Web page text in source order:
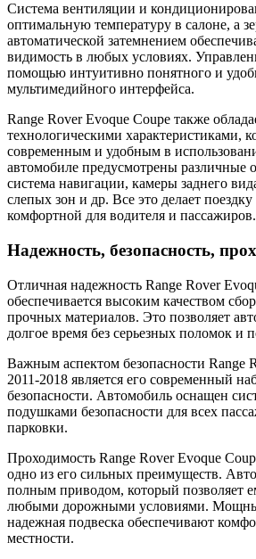
Система вентиляции и
оптимальную температуру в салоне, а
автоматической затемнением
видимость в любых условиях.
помощью интуитивно понятного и
мультимедийного интерфейса.
Range Rover Evoque Coupe также
технологическими характеристиками,
современным и удобным в
автомобиле предусмотрены различные
система навигации, камеры заднего
слепых зон и др. Все это делает
комфортной для водителя и пассажиров.
Надежность, безопасность,
Отличная надежность Range Rover
обеспечивается высоким качеством
прочных материалов. Это позволяет
долгое время без серьезных поломок и
Важным аспектом безопасности Range
2011-2018 является его современный
безопасности. Автомобиль оснащен
подушками безопасности для всех
парковки.
Проходимость Range Rover Evoque
одно из его сильных преимуществ.
полным приводом, который позволяет
любыми дорожными условиями.
надежная подвеска обеспечивают
местности.